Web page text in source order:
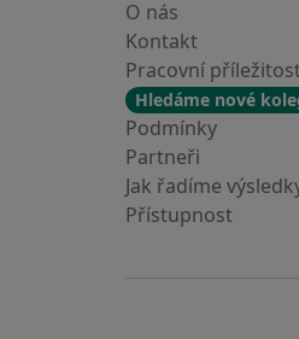
O nás
Kontakt
Pracovní
Hledáme nové
Podmínky
Partneři
Jak řadíme
Přístupnost